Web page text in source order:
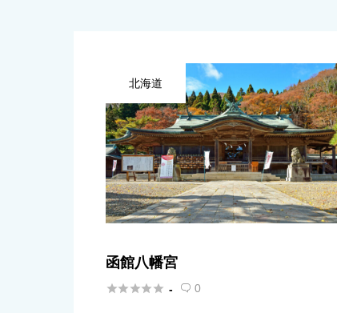
北海道
函館八幡宮
 -  0